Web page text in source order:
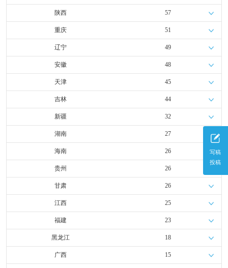
写稿
投稿
陕西 57
重庆 51
辽宁 49
安徽 48
天津 45
吉林 44
新疆 32
湖南 27
海南 26
贵州 26
甘肃 26
江西 25
福建 23
黑龙江 18
广西 15